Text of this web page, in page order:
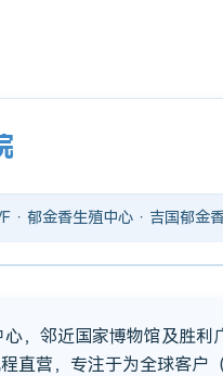
· 郁金香生殖中心 · 吉国郁金
，邻近国家博物馆及胜
直营，专注于为全球客户